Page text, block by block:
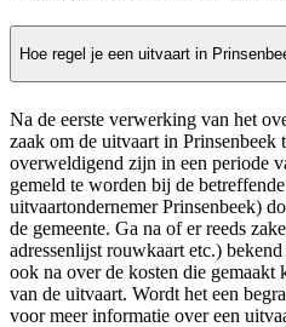
Hoe regel je een uitvaart in
Na de eerste verwerking van het
zaak om de uitvaart in Prinsenbeek
overweldigend zijn in een periode
gemeld te worden bij de
uitvaartondernemer Prinsenbeek)
de gemeente. Ga na of er reeds
adressenlijst rouwkaart etc.)
ook na over de kosten die gemaakt
van de uitvaart. Wordt het een
voor meer informatie over een